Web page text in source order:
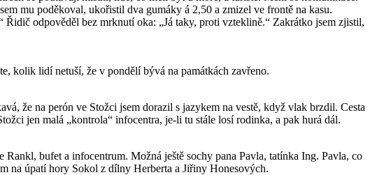
mu poděkoval, ukořistil dva gumáky á 2,50 a zmizel ve frontě na kasu.
odpověděl bez mrknutí oka: „Já taky, proti vzteklině.“ Zakrátko jsem zjistil,
kolik lidí netuší, že v pondělí bývá na památkách zavřeno.
že na perón ve Stožci jsem dorazil s jazykem na vestě, když vlak brzdil. Cesta
jen malá „kontrola“ infocentra, je-li tu stále losí rodinka, a pak hurá dál.
bufet a infocentrum. Možná ještě sochy pana Pavla, tatínka Ing. Pavla, co
na úpatí hory Sokol z dílny Herberta a Jiřiny Honesových.